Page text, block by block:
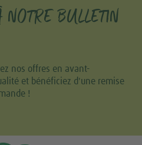
BULLETIN
nos offres en avant-
et bénéficiez d'une remise
!